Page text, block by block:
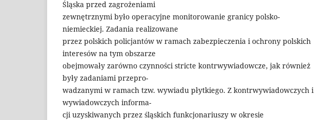
Śląska przed zagrożeniami
zewnętrznymi było operacyjne monitorowanie granicy polsko-
niemieckiej. Zadania realizowane
przez polskich policjantów w ramach zabezpieczenia i ochrony polskich
interesów na tym obszarze
obejmowały zarówno czynności stricte kontrwywiadowcze, jak również
były zadaniami przepro-
wadzanymi w ramach tzw. wywiadu płytkiego. Z kontrwywiadowczych i
wywiadowczych informa-
cji uzyskiwanych przez śląskich funkcjonariuszy w okresie